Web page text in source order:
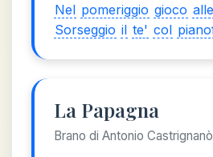
Nel pomeriggio gioco alle
Sorseggio il te' col
La Papagna
Brano di Antonio